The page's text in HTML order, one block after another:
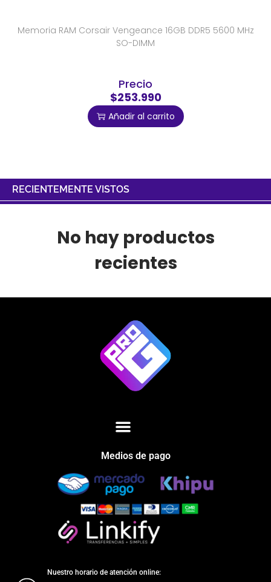
Memoria RAM Corsair Vengeance 16GB DDR5 5600 MHz
SO-DIMM
Precio
$253.990
Añadir al carrito
RECIENTEMENTE VISTOS
No hay productos
recientes
Medios de pago
Nuestro horario de atención online: